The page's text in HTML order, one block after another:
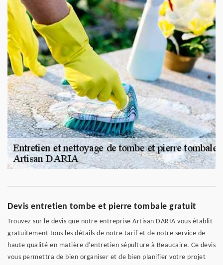
Devis entretien tombe et pierre tombale gratuit
Trouvez sur le devis que notre entreprise Artisan DARIA vous établit
gratuitement tous les détails de notre tarif et de notre service de
haute qualité en matière d’entretien sépulture à Beaucaire. Ce devis
vous permettra de bien organiser et de bien planifier votre projet